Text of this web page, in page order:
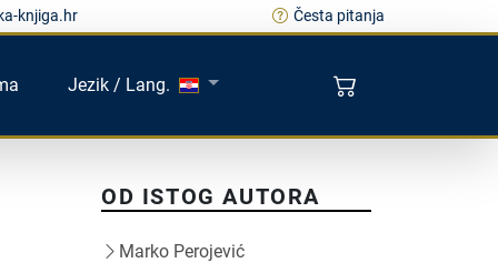
knjiga.hr Česta pitanja
Jezik / Lang.
OD ISTOG AUTORA
Marko Perojević